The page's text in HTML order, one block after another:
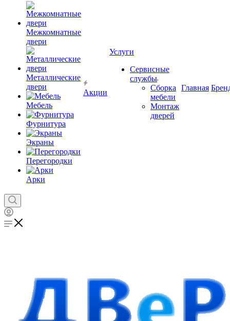
Межкомнатные
двери
Металлические
двери
Мебель
Фурнитура
Экраны
Перегородки
Арки
Акции
Услуги
Сервисные
службы
Сборка
мебели
Монтаж
дверей
Главная